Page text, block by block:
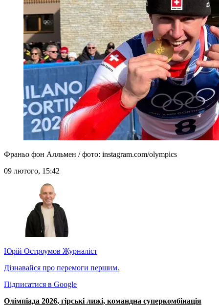
Франьо фон Алльмен / фото: instagram.com/olympics
09 лютого, 15:42
Юрій Остроумов Журналіст
Дізнавайся про перемоги першим.
Підписатися в Google
Олімпіада 2026, гірські лижі, командна суперкомбінація